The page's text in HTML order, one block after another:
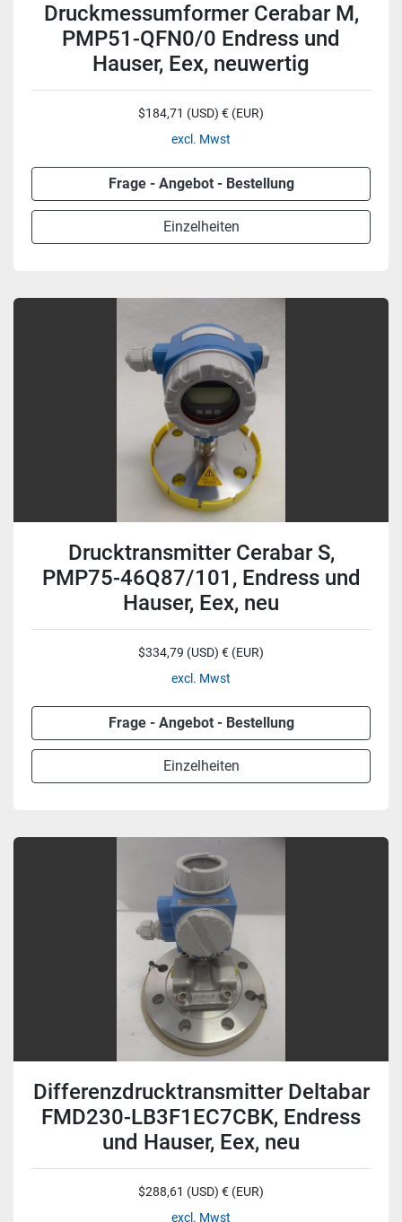
Druckmessumformer Cerabar M,
PMP51-QFN0/0 Endress und
Hauser, Eex, neuwertig
$184,71 (USD) € (EUR)
excl. Mwst
Frage - Angebot - Bestellung
Einzelheiten
Drucktransmitter Cerabar S,
PMP75-46Q87/101, Endress und
Hauser, Eex, neu
$334,79 (USD) € (EUR)
excl. Mwst
Frage - Angebot - Bestellung
Einzelheiten
Differenzdrucktransmitter Deltabar
FMD230-LB3F1EC7CBK, Endress
und Hauser, Eex, neu
$288,61 (USD) € (EUR)
excl. Mwst